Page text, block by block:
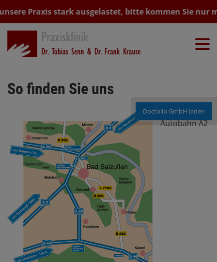
Praxis stark ausgelastet, bitte kommen Sie nur
So finden Sie uns
Von der
Autobahn A2
Doctolib GmbH laden